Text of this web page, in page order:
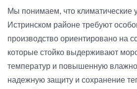
Мы понимаем, что климатические
Истринском районе требуют
производство ориентировано на
которые стойко выдерживают
температур и повышенную
надежную защиту и сохранение